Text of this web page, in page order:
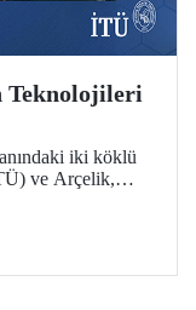
Teknolojileri
iki köklü
ve Arçelik,
ve yenilikçi